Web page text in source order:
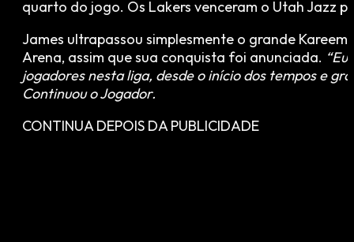
quarto do jogo. Os Lakers venceram o Utah Jazz
James ultrapassou simplesmente o grande
Arena, assim que sua conquista foi anunciada.
jogadores nesta liga, desde o início dos tempos e
Continuou o Jogador.
CONTINUA DEPOIS DA PUBLICIDADE